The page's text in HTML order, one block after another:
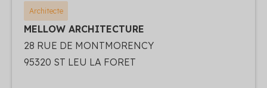
Architecte
MELLOW ARCHITECTURE
28 RUE DE MONTMORENCY
95320 ST LEU LA FORET